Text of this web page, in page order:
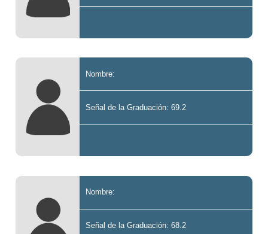
Nombre:
Señal de la Graduación: 69.2
Nombre:
Señal de la Graduación: 68.2